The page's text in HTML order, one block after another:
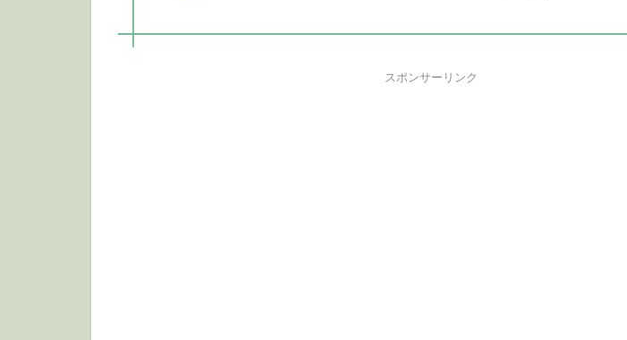
スポンサーリンク